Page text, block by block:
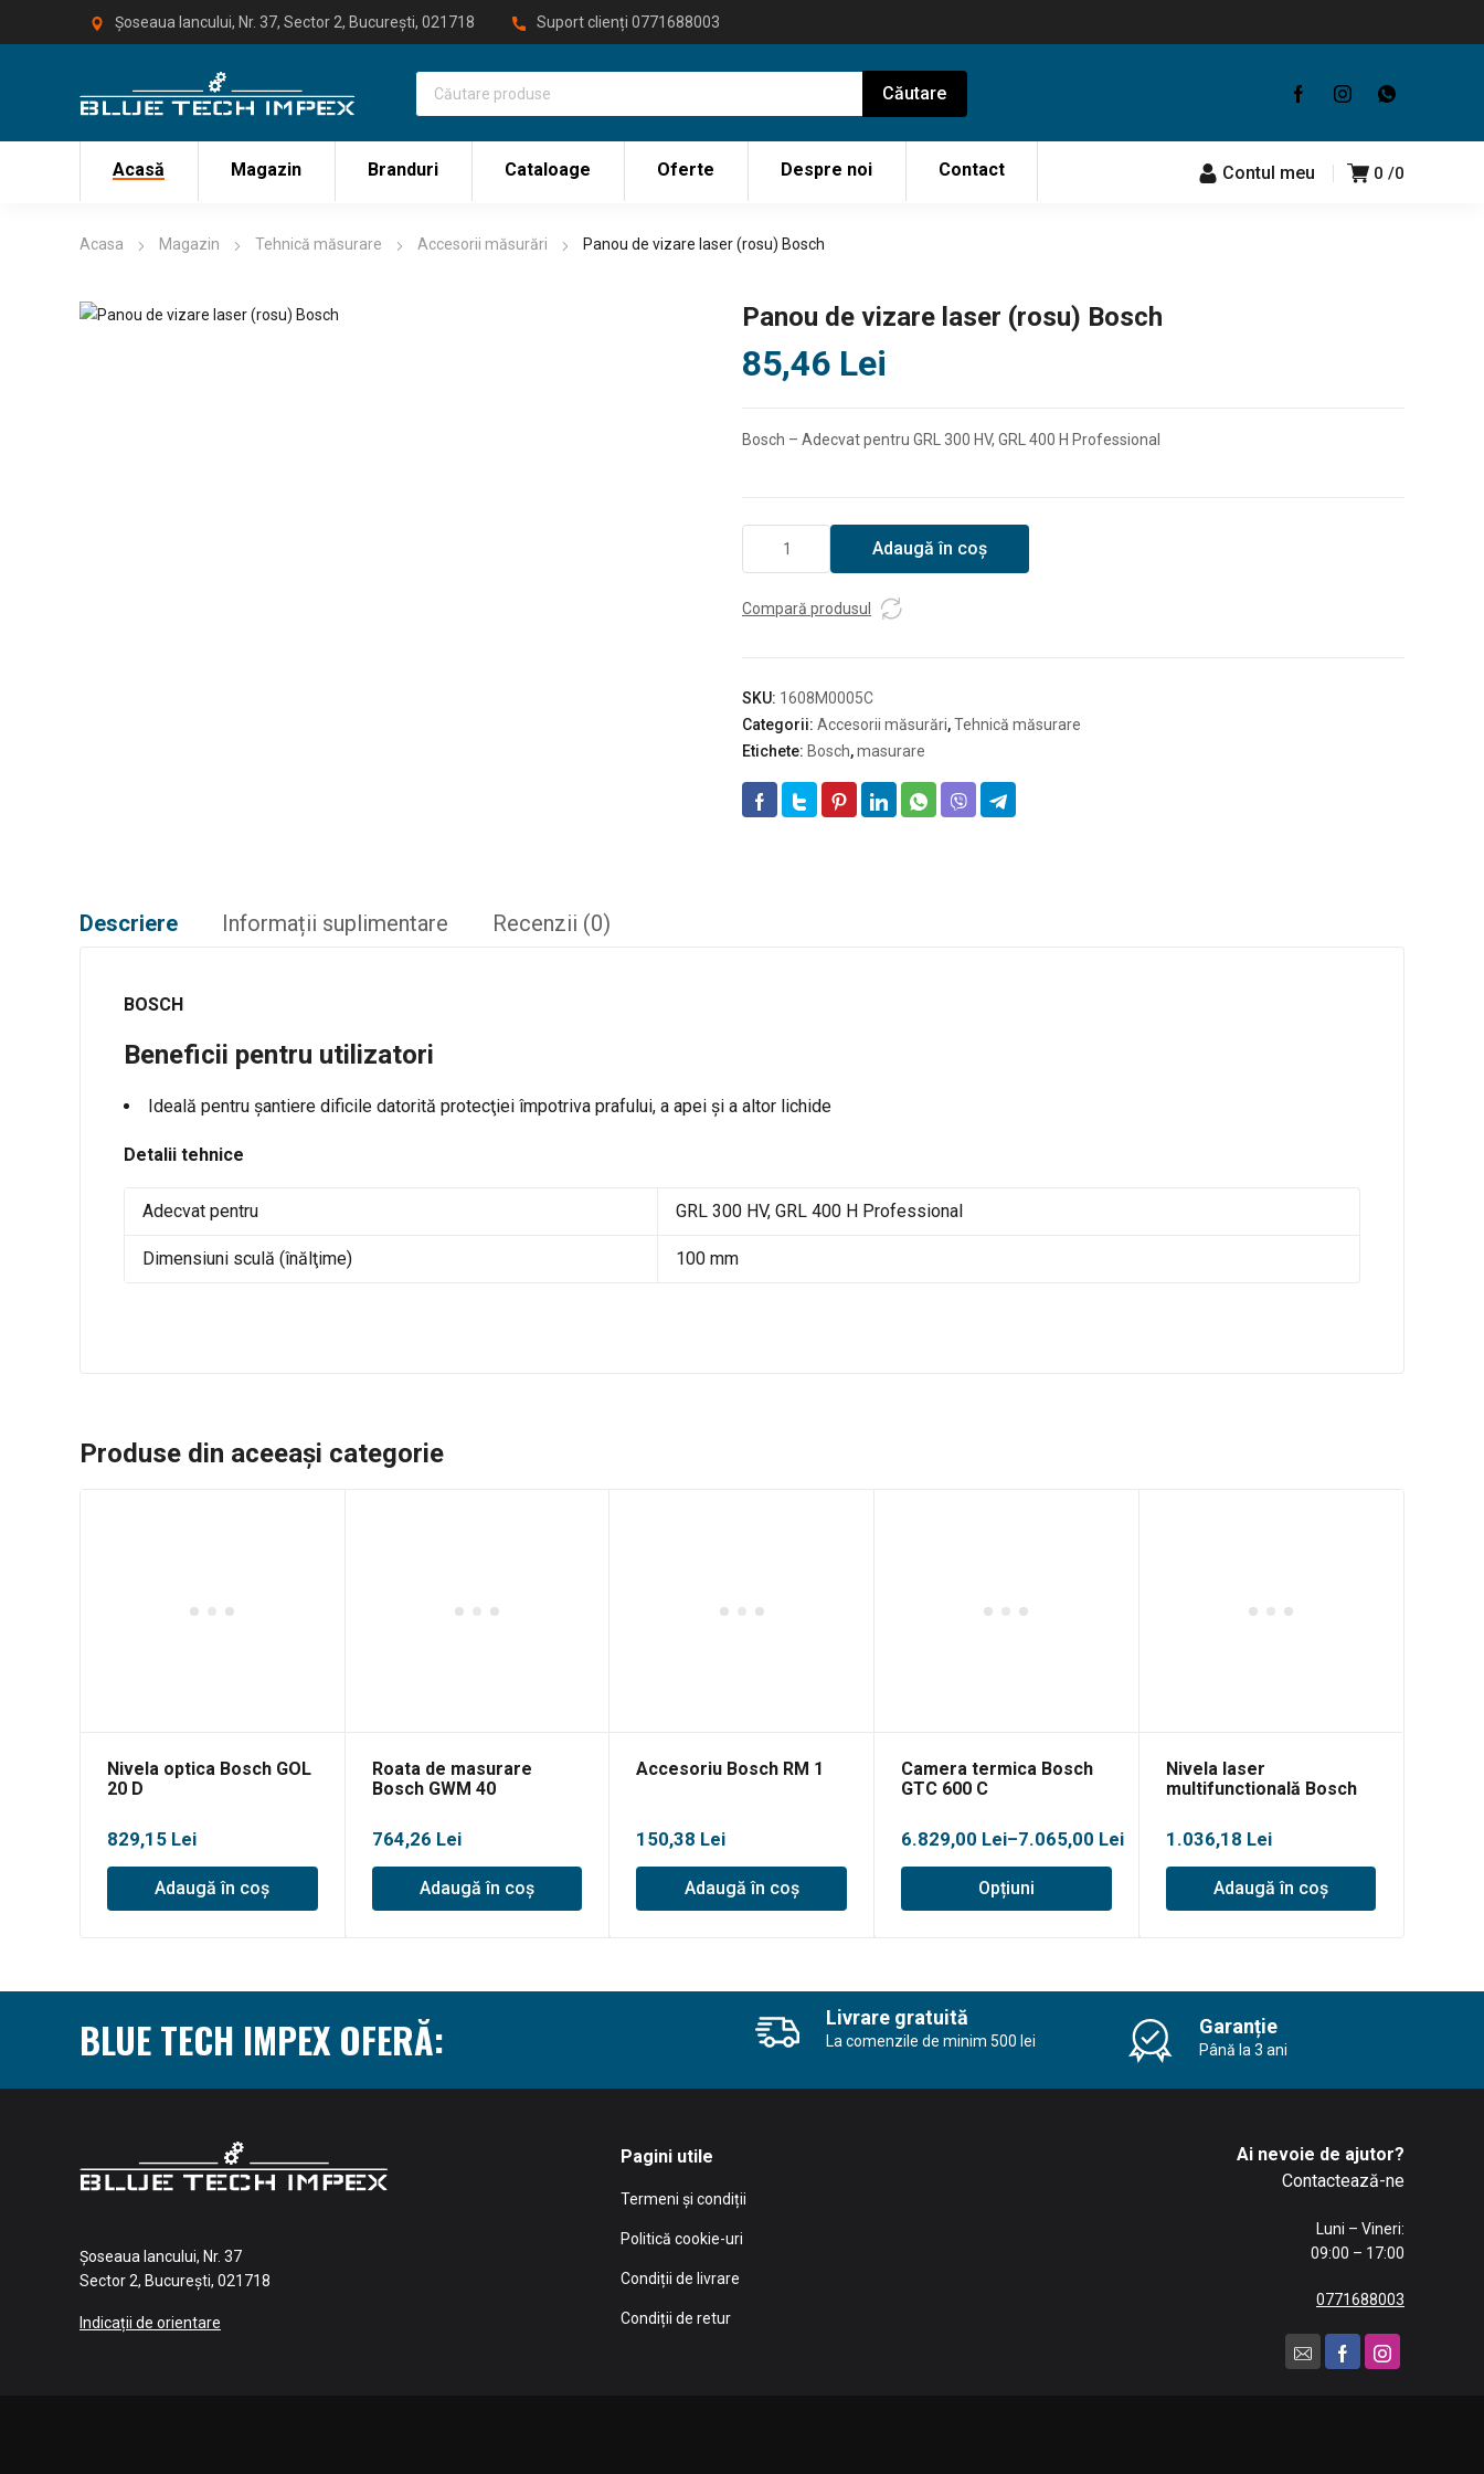
Șoseaua Iancului, Nr. 37, Sector 2, București, 021718 Suport clienți 0771688003
Acasă Magazin Branduri Cataloage Oferte Despre noi Contact 0 0
Contul meu
Acasa Magazin Tehnică măsurare Accesorii măsurări Panou de vizare laser (rosu) Bosch
Panou de vizare laser (rosu) Bosch
85,46 Lei
Bosch – Adecvat pentru GRL 300 HV, GRL 400 H Professional
vizare
Adaugă în coș
Compară produsul
SKU: 1608M0005C
Categorii: Accesorii măsurări,Tehnică măsurare
Etichete: Bosch,masurare
Descriere Informații suplimentare Recenzii (0)
BOSCH
Beneficii pentru utilizatori
Ideală pentru şantiere dificile datorită protecţiei împotriva prafului, a apei şi a altor lichide
Detalii tehnice
Adecvat pentru GRL 300 HV, GRL 400 H Professional
Dimensiuni sculă (înălţime) 100 mm
Produse din aceeași categorie
Nivela optica Bosch GOL
20 D
829,15 Lei
Adaugă în coș
Roata de masurare
Bosch GWM 40
764,26 Lei
Adaugă în coș
Accesoriu Bosch RM 1
150,38 Lei
Adaugă în coș
Camera termica Bosch
GTC 600 C
6.829,00 Lei–7.065,00 Lei
Interval
de
7.065,00 lei
Opțiuni
Nivela laser
multifunctională Bosch
1.036,18 Lei
Adaugă în coș
BLUE TECH IMPEX OFERĂ: Livrare gratuită
La comenzile de minim 500 lei
Garanție
Până la 3 ani
Șoseaua Iancului, Nr. 37
Sector 2, București, 021718
Indicații de orientare
Pagini utile
Termeni și condiții
Politică cookie-uri
Condiții de livrare
Condiții de retur
Ai nevoie de ajutor?
Contactează-ne
Luni – Vineri:
09:00 – 17:00
0771688003